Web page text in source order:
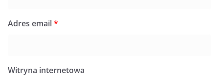
Adres email*
Witryna internetowa